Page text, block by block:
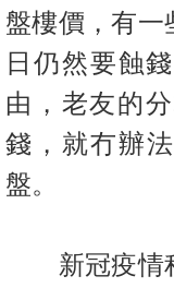
盤樓價，有一
日仍然要蝕
由， 老友的
錢，就冇辦
盤。
新冠疫情稍